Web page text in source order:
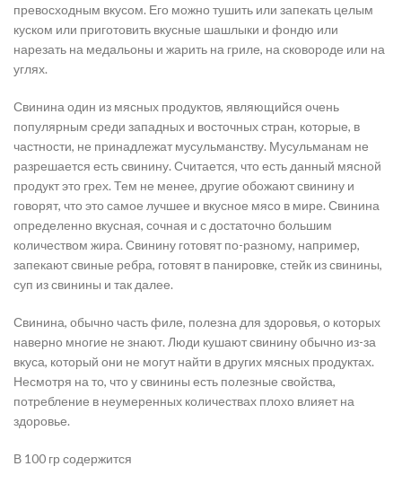
превосходным вкусом. Его можно тушить или запекать целым
куском или приготовить вкусные шашлыки и фондю или
нарезать на медальоны и жарить на гриле, на сковороде или на
углях.
Свинина один из мясных продуктов, являющийся очень
популярным среди западных и восточных стран, которые, в
частности, не принадлежат мусульманству. Мусульманам не
разрешается есть свинину. Считается, что есть данный мясной
продукт это грех. Тем не менее, другие обожают свинину и
говорят, что это самое лучшее и вкусное мясо в мире. Свинина
определенно вкусная, сочная и с достаточно большим
количеством жира. Свинину готовят по-разному, например,
запекают свиные ребра, готовят в панировке, стейк из свинины,
суп из свинины и так далее.
Свинина, обычно часть филе, полезна для здоровья, о которых
наверно многие не знают. Люди кушают свинину обычно из-за
вкуса, который они не могут найти в других мясных продуктах.
Несмотря на то, что у свинины есть полезные свойства,
потребление в неумеренных количествах плохо влияет на
здоровье.
В 100 гр содержится